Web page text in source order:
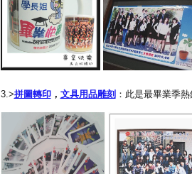
3.>拼圖轉印， 文具用品雕刻 ：此是最畢業季